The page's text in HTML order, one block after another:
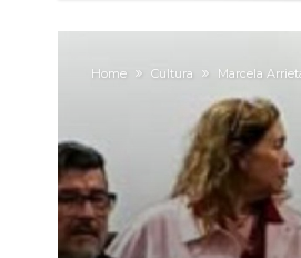
Vassalli: en
Firmat:
Villada: el
Violento robo
Colecta
Firmat: “Codo
Home Cultura Marcela